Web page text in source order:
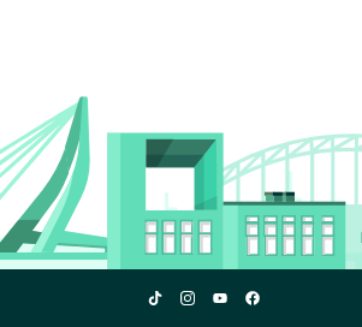
Studiekeuze123
Studiekeuze123
Studiekeuze123
Studiekeuze123